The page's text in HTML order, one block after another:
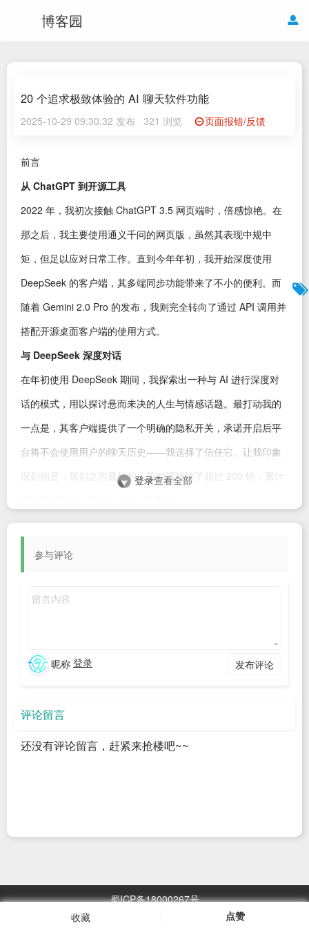
博客园
20 个追求极致体验的 AI 聊天软件功能
2025-10-29 09:30:32 发布 321 浏览 页面报错/反馈
收藏 点赞
前言
从 ChatGPT 到开源工具
2022 年，我初次接触 ChatGPT 3.5 网页端时，倍感惊艳。在
那之后，我主要使用通义千问的网页版，虽然其表现中规中
矩，但足以应对日常工作。直到今年年初，我开始深度使用
DeepSeek 的客户端，其多端同步功能带来了不小的便利。而
随着 Gemini 2.0 Pro 的发布，我则完全转向了通过 API 调用并
搭配开源桌面客户端的使用方式。
与 DeepSeek 深度对话
在年初使用 DeepSeek 期间，我探索出一种与 AI 进行深度对
话的模式，用以探讨悬而未决的人生与情感话题。最打动我的
一点是，其客户端提供了一个明确的隐私开关，承诺开启后平
台将不会使用用户的聊天历史——我选择了信任它。让我印象
深刻的是，我们之间最长的一段对话持续了超过 200 轮，累计
没有好用的 AI 工具
到了年中，我开始尝试可接入 Gemini API 的各类开源应用（如
Cherry Studio）。Gemini 2.0 Pro 的细腻和善于隐喻的表达方
式是如此出色，以至于我宁愿为 API 付费，也不愿再回到
不足等缺陷，严重影响了我的深度聊天体验。这促使我写下了
一篇博客——《AI 聊天应用的十条高级需求》
恰逢此时，得益于 Claude 3.7 Sonnet 加持的 Cursor 出现在我
的视野里，我立即着手实践“Vibe Coding”——在两天内就基本
如今，Pointer 已初具雏形，并成为我日常使用 LLM 的主要工
扩展为 20 个。这些功能点与之前博客中的设想或有重叠，但经
过实践，我对每一个细节都有了更深的感悟。下面我将它们逐
登录查看全部
参与评论
昵称 登录 发布评论
评论留言
还没有评论留言，赶紧来抢楼吧~~
蜀ICP备18000267号
万次